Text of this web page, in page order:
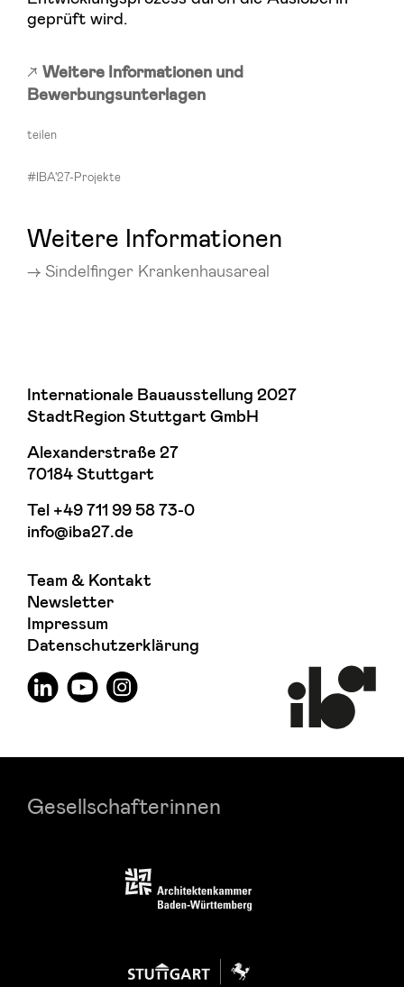
geprüft wird.
Weitere Informationen und
Bewerbungsunterlagen
teilen
#IBA'27-Projekte
Weitere Informationen
Sindelfinger Krankenhausareal
Internationale Bauausstellung 2027
StadtRegion Stuttgart GmbH
Alexanderstraße 27
70184 Stuttgart
Tel +49 711 99 58 73-0
info@iba27.de
Team & Kontakt
Newsletter
Impressum
Datenschutzerklärung
Gesellschafterinnen